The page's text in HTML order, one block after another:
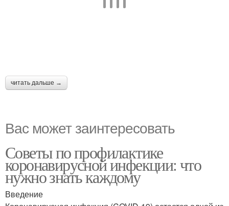
читать дальше →
Вас может заинтересовать
Советы по профилактике
коронавирусной инфекции: что
нужно знать каждому
Введение